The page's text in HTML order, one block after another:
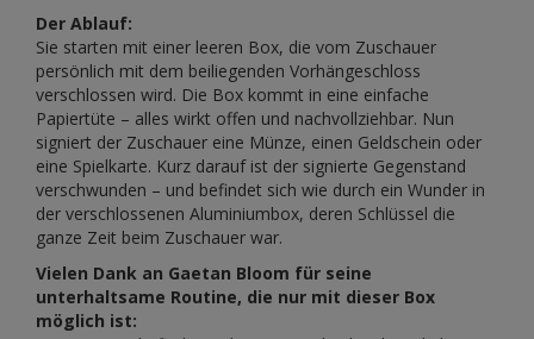
Der Ablauf:
Sie starten mit einer leeren Box, die vom Zuschauer
persönlich mit dem beiliegenden Vorhängeschloss
verschlossen wird. Die Box kommt in eine einfache
Papiertüte – alles wirkt offen und nachvollziehbar. Nun
signiert der Zuschauer eine Münze, einen Geldschein oder
eine Spielkarte. Kurz darauf ist der signierte Gegenstand
verschwunden – und befindet sich wie durch ein Wunder in
der verschlossenen Aluminiumbox, deren Schlüssel die
ganze Zeit beim Zuschauer war.
Vielen Dank an Gaetan Bloom für seine
unterhaltsame Routine, die nur mit dieser Box
möglich ist: